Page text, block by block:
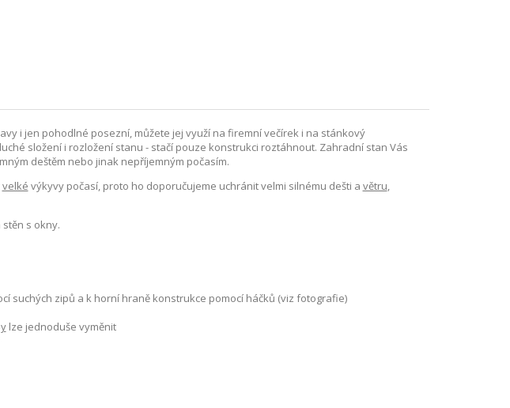
i jen pohodlné posezní, můžete jej využí na firemní večírek i na stánkový
složení i rozložení stanu - stačí pouze konstrukci roztáhnout. Zahradní stan Vás
deštěm nebo jinak nepříjemným počasím.
velké výkyvy počasí, proto ho doporučujeme uchránit velmi silnému dešti a větru,
s okny.
suchých zipů a k horní hraně konstrukce pomocí háčků (viz fotografie)
lze jednoduše vyměnit